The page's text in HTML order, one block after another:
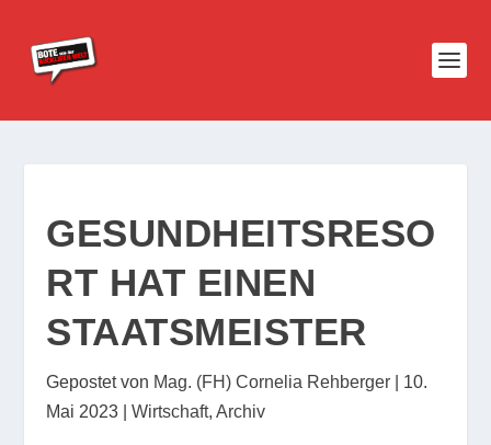
GESUNDHEITSRESO
RT HAT EINEN
STAATSMEISTER
Gepostet von Mag. (FH) Cornelia Rehberger
10.
Mai 2023 |Wirtschaft,Archiv